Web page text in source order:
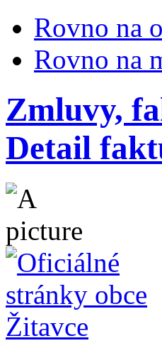
Rovno na
Rovno na
Zmluvy,
Detail